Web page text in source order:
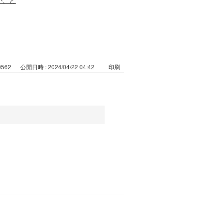
公開日時 : 2024/04/22 04:42 印刷